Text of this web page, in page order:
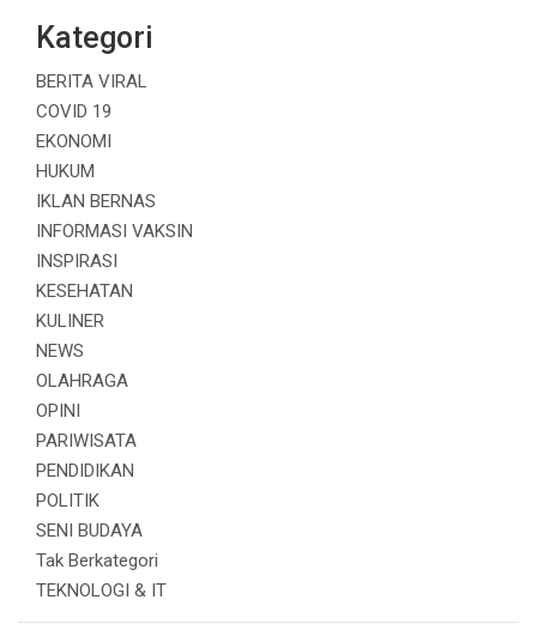
Kategori
BERITA VIRAL
COVID 19
EKONOMI
HUKUM
IKLAN BERNAS
INFORMASI VAKSIN
INSPIRASI
KESEHATAN
KULINER
NEWS
OLAHRAGA
OPINI
PARIWISATA
PENDIDIKAN
POLITIK
SENI BUDAYA
Tak Berkategori
TEKNOLOGI & IT